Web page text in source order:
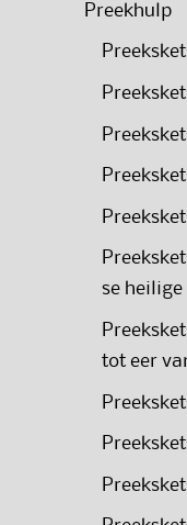
Preekhulp
se heilige
tot eer